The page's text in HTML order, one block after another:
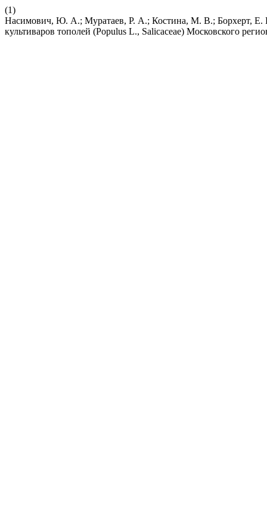
(1)
Насимович, Ю. А.; Муратаев, Р. А.; Костина, М. В.; Борхерт, Е.
культиваров тополей (Populus L., Salicaceae) Московского